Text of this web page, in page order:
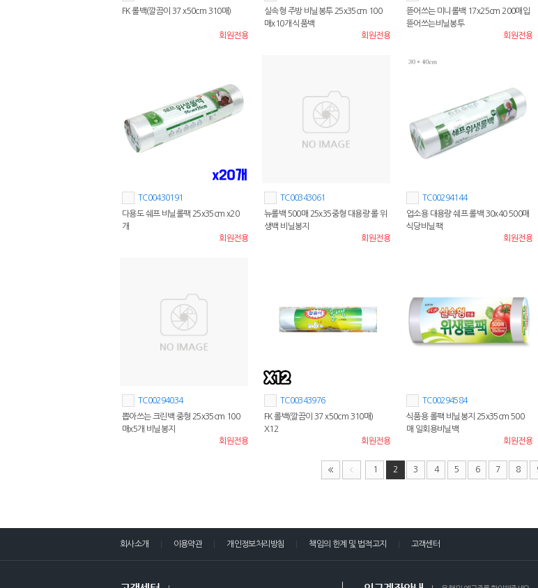
FK 롤백(깔끔이 37 x50cm 310매)
회원전용
실속형 주방 비닐봉투 25x35cm 100
매x10개 식품백
회원전용
뜯어쓰는 미니롤백 17x25cm 200매입
뜯어쓰는비닐봉투
회원전용
TC00430191
다용도 쉐프 비닐롤팩 25x35cm x20
개
회원전용
TC00343061
뉴롤백 500매 25x35중형 대용량 롤 위
생백 비닐봉지
회원전용
TC00294144
업소용 대용량 쉐프 롤백 30x40 500매
식당비닐팩
회원전용
TC00294034
뽑아쓰는 크린백 중형 25x35cm 100
매x5개 비닐봉지
회원전용
TC00343976
FK 롤백(깔끔이 37 x50cm 310매)
X12
회원전용
TC00294584
식품용 롤팩 비닐봉지 25x35cm 500
매 일회용비닐백
회원전용
1 2 3 4 5 6 7 8
회사소개 이용약관 개인정보처리방침 책임의 한계 및 법적고지 고객센터